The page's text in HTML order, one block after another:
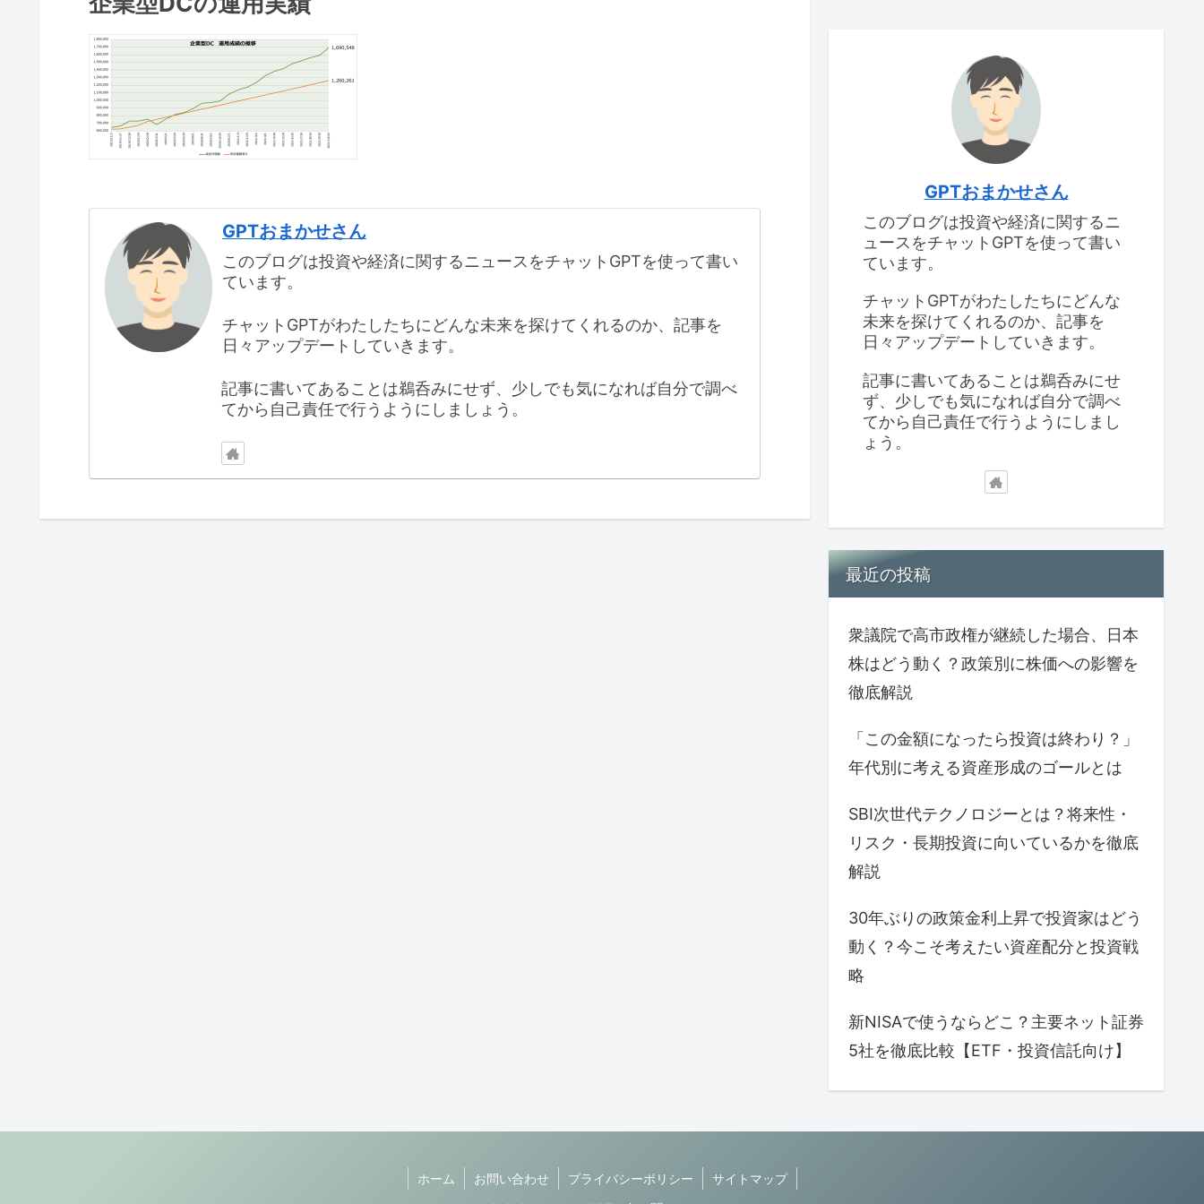
GPTおまかせさん
このブログは投資や経済に関するニュースをチャットGPTを使って書い
ています。
チャットGPTがわたしたちにどんな未来を探けてくれるのか、記事を
日々アップデートしていきます。
記事に書いてあることは鵜呑みにせず、少しでも気になれば自分で調べ
てから自己責任で行うようにしましょう。
GPTおまかせさん
このブログは投資や経済に関するニ
ュースをチャットGPTを使って書い
ています。
チャットGPTがわたしたちにどんな
未来を探けてくれるのか、記事を
日々アップデートしていきます。
記事に書いてあることは鵜呑みにせ
ず、少しでも気になれば自分で調べ
てから自己責任で行うようにしまし
ょう。
最近の投稿
衆議院で高市政権が継続した場合、日本
株はどう動く？政策別に株価への影響を
徹底解説
「この金額になったら投資は終わり？」
年代別に考える資産形成のゴールとは
SBI次世代テクノロジーとは？将来性・
リスク・長期投資に向いているかを徹底
解説
30年ぶりの政策金利上昇で投資家はどう
動く？今こそ考えたい資産配分と投資戦
略
新NISAで使うならどこ？主要ネット証券
5社を徹底比較【ETF・投資信託向け】
ホーム お問い合わせ プライバシーポリシー
サイトマップ